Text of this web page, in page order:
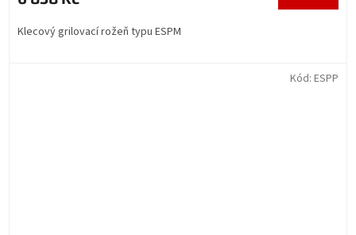
Klecový grilovací rožeň typu ESPM
Kód: ESPP